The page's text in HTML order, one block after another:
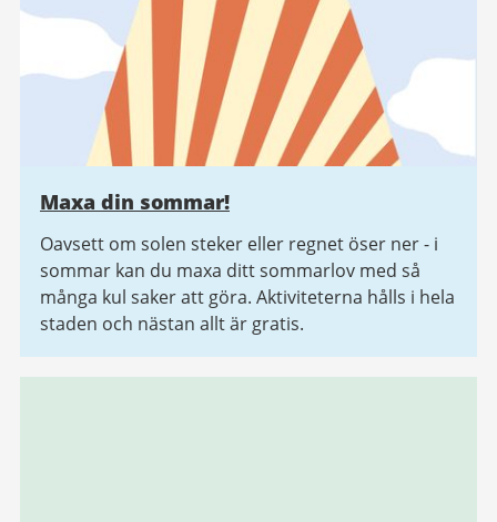
Maxa din sommar!
Oavsett om solen steker eller regnet öser ner - i
sommar kan du maxa ditt sommarlov med så
många kul saker att göra. Aktiviteterna hålls i hela
staden och nästan allt är gratis.